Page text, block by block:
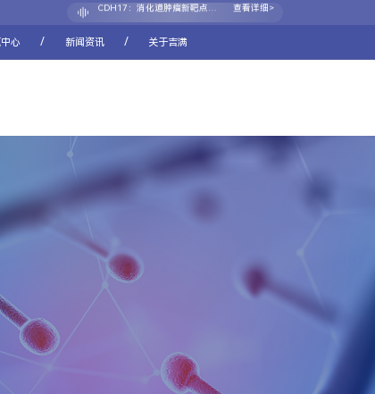
CD117(c-Kit ) “王者归来”
查看详细>
心 / 新闻资讯 / 关于吉满